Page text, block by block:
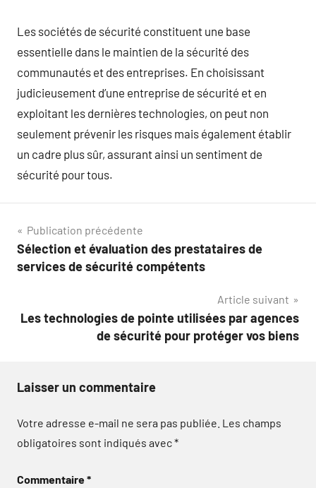
Les sociétés de sécurité constituent une base
essentielle dans le maintien de la sécurité des
communautés et des entreprises. En choisissant
judicieusement d’une entreprise de sécurité et en
exploitant les dernières technologies, on peut non
seulement prévenir les risques mais également établir
un cadre plus sûr, assurant ainsi un sentiment de
sécurité pour tous.
Navigation
de
Publication précédente
Sélection et évaluation des prestataires de
services de sécurité compétents
Article suivant
Les technologies de pointe utilisées par agences
de sécurité pour protéger vos biens
Laisser un commentaire
Votre adresse e-mail ne sera pas publiée. Les champs
obligatoires sont indiqués avec*
Commentaire*